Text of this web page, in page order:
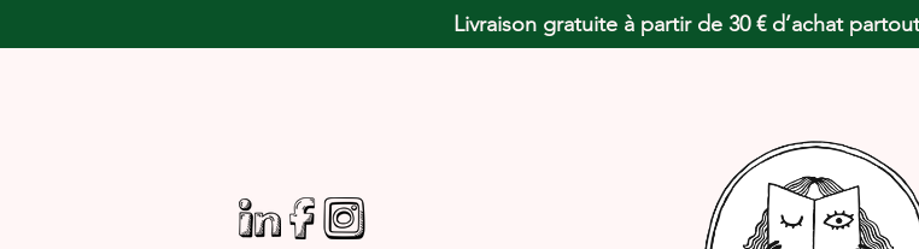
Livraison gratuite à partir de 30 € d’achat